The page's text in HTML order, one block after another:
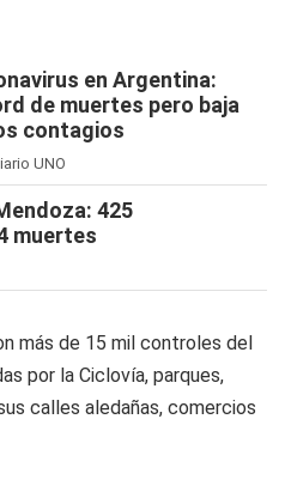
en Argentina:
de muertes pero baja
contagios
UNO
425
muertes
más de 15 mil controles del
por la Ciclovía, parques,
calles aledañas, comercios